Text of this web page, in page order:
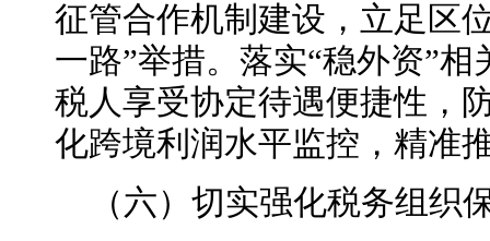
征管合作机制建设，立足区
一路”举措。落实“稳外资”
税人享受协定待遇便捷性，
化跨境利润水平监控，精准
（六）切实强化税务组织